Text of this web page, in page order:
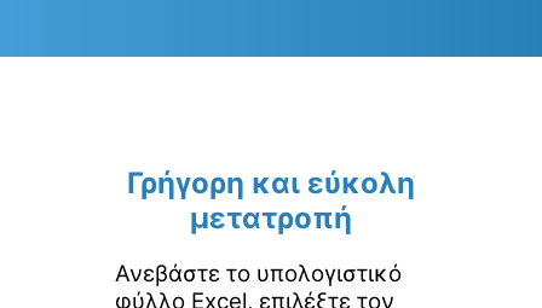
Γρήγορη και εύκολη
μετατροπή
Ανεβάστε το υπολογιστικό
φύλλο Excel, επιλέξτε τον